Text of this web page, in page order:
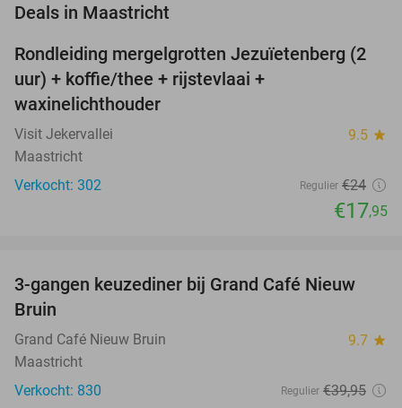
Deals in Maastricht
25%
TODAY
Rondleiding mergelgrotten Jezuïetenberg (2
uur) + koffie/thee + rijstevlaai +
waxinelichthouder
Visit Jekervallei 9.5 star
Maastricht
Verkocht: 302
Regulier €24
€17,95
41%
3-gangen keuzediner bij Grand Café Nieuw
Bruin
Grand Café Nieuw Bruin 9.7 star
Maastricht
Verkocht: 830
Regulier €39,95